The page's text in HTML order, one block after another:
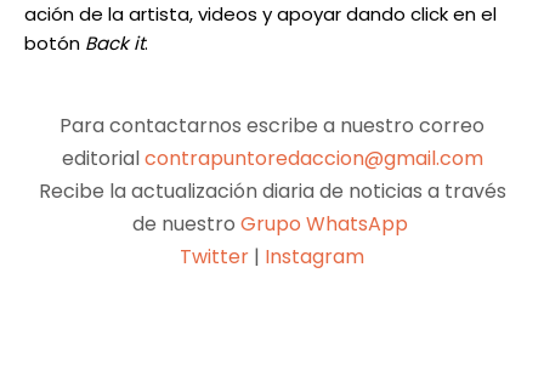
ación de la artista, videos y apoyar dando click en el
botón Back it.
Para contactarnos escribe a nuestro correo
editorialcontrapuntoredaccion@gmail.com
Recibe la actualización diaria de noticias a través
de nuestro Grupo WhatsApp
Twitter | Instagram